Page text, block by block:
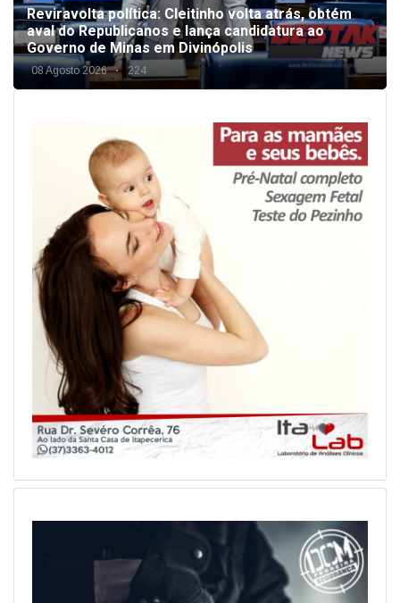
Reviravolta política: Cleitinho volta atrás, obtém
aval do Republicanos e lança candidatura ao
Governo de Minas em Divinópolis
08 Agosto 2026 224